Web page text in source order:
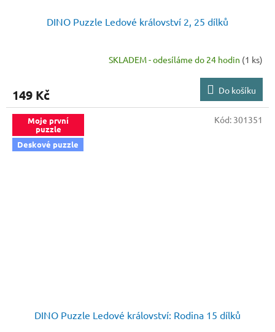
DINO Puzzle Ledové království 2, 25 dílků
SKLADEM - odesíláme do 24 hodin (1 ks)
149 Kč Do košíku
Moje první
puzzle
Deskové puzzle
DINO Puzzle Ledové království: Rodina 15 dílků
Kód: 301351